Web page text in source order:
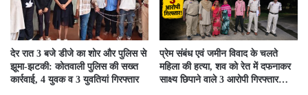
देर रात 3 बजे डीजे का शोर और पुलिस से
झूमा-झटकी: कोतवाली पुलिस की सख्त
कार्रवाई, 4 युवक व 3 युवतियां गिरफ्तार
प्रेम संबंध एवं जमीन विवाद के चलते
महिला की हत्या, शव को रेत में दफनाकर
साक्ष्य छिपाने वाले 3 आरोपी गिरफ्तार…